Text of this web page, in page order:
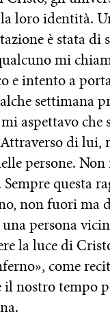
loro identità.
è stata di
mi
e intento a
aspettavo
di lui,
persone.
questa
non fuori
persona
la luce di
come
nostro tempo